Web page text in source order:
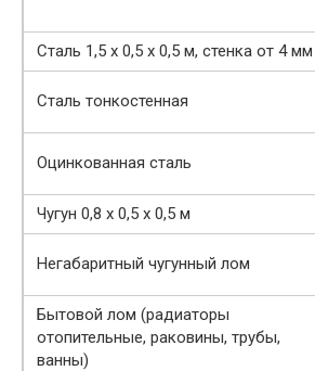
Сталь 1,5 х 0,5 х 0,5 м, стенка от 4 мм
Сталь тонкостенная
Оцинкованная сталь
Чугун 0,8 х 0,5 х 0,5 м
Негабаритный чугунный лом
Бытовой лом (радиаторы
отопительные, раковины, трубы,
ванны)